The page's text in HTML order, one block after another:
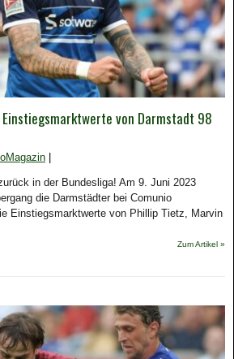
Einstiegsmarktwerte von Darmstadt 98
in der Bundesliga! Am 9. Juni 2023
die Darmstädter bei Comunio
Einstiegsmarktwerte von Phillip Tietz, Marvin
Zum Artikel »